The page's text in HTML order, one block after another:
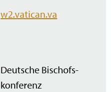
w2.vatican.va
Deutsche Bischofs­
konferenz